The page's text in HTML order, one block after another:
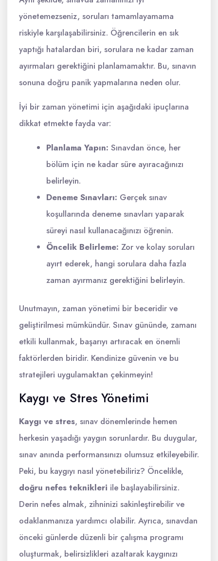
yönetemezseniz, soruları tamamlayamama
riskiyle karşılaşabilirsiniz. Öğrencilerin en sık
yaptığı hatalardan biri, sorulara ne kadar zaman
ayırmaları gerektiğini planlamamaktır. Bu, sınavın
sonuna doğru panik yapmalarına neden olur.
İyi bir zaman yönetimi için aşağıdaki ipuçlarına
dikkat etmekte fayda var:
Planlama Yapın: Sınavdan önce, her
bölüm için ne kadar süre ayıracağınızı
belirleyin.
Deneme Sınavları: Gerçek sınav
koşullarında deneme sınavları yaparak
süreyi nasıl kullanacağınızı öğrenin.
Öncelik Belirleme: Zor ve kolay soruları
ayırt ederek, hangi sorulara daha fazla
zaman ayırmanız gerektiğini belirleyin.
Unutmayın, zaman yönetimi bir beceridir ve
geliştirilmesi mümkündür. Sınav gününde, zamanı
etkili kullanmak, başarıyı artıracak en önemli
faktörlerden biridir. Kendinize güvenin ve bu
stratejileri uygulamaktan çekinmeyin!
Kaygı ve Stres Yönetimi
Kaygı ve stres, sınav dönemlerinde hemen
herkesin yaşadığı yaygın sorunlardır. Bu duygular,
sınav anında performansınızı olumsuz etkileyebilir.
Peki, bu kaygıyı nasıl yönetebiliriz? Öncelikle,
doğru nefes teknikleri ile başlayabilirsiniz.
Derin nefes almak, zihninizi sakinleştirebilir ve
odaklanmanıza yardımcı olabilir. Ayrıca, sınavdan
önceki günlerde düzenli bir çalışma programı
oluşturmak, belirsizlikleri azaltarak kaygınızı